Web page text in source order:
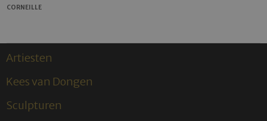
CORNEILLE
Artiesten
Kees van Dongen
Sculpturen